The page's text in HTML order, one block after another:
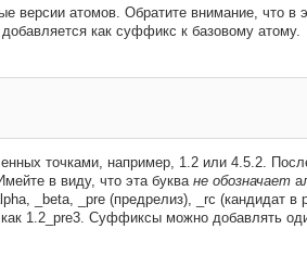
версии атомов. Обратите внимание, что в
как суффикс к базовому атому.
точками, например, 1.2 или 4.5.2.
в виду, что эта букване обозначает
_beta, _pre (предрелиз), _rc (кандидат в
1.2_pre3. Суффиксы можно добавлять